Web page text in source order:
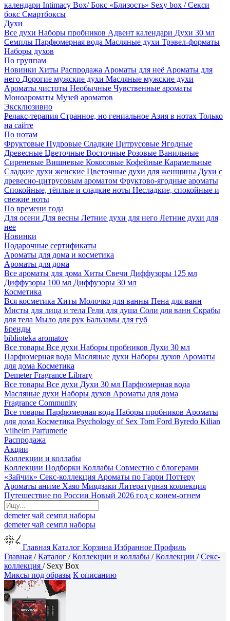
календари Intimacy Box/ Бокс «Близость» Sexy box / Секси
бокс Смартбоксы
Духи
Все духи Наборы пробников Адвент календари Духи 30 мл
Семплы Парфюмерная вода Масляные духи Трэвел-форматы
Наборы духов
По группам
Новинки Хиты Распродажа Ароматы для неё Ароматы для
него Дорогие мужские духи Масляные мужские духи
Ароматы чистоты Необычные Чувственные ароматы
Моноароматы Музей ароматов
Эксклюзивно
Релакс-терапия Странное, но гениальное Азия в нотах Только
на сайте
По нотам
Фруктовые Пудровые Сладкие Цитрусовые Ягодные
Древесные Цветочные Восточные Розовые Ванильные
Сиреневые Вишневые Кокосовые Кофейные Карамельные
Сладкие духи женские Цветочные духи для женщины Духи с
древесно-цитрусовым ароматом Фруктово-ягодные ароматы
Спокойные, тёплые и сладкие ноты Несладкие, спокойные и
свежие ноты
По времени года
Для осени Для весны Летние духи для него Летние духи для
нее
Новинки
Подарочные сертификаты
Ароматы для дома и косметика
Ароматы для дома
Все ароматы для дома Хиты Свечи Диффузоры 125 мл
Диффузоры 100 мл Диффузоры 30 мл
Косметика
Вся косметика Хиты Молочко для ванны Пена для ванн
Мисты для лица и тела Гели для душа Соли для ванн Скрабы
для тела Мыло для рук Бальзамы для губ
Бренды
biblioteka aromatov
Все товары Все духи Наборы пробников Духи 30 мл
Парфюмерная вода Масляные духи Наборы духов Ароматы
для дома Косметика
Demeter Fragrance Library
Все товары Все духи Духи 30 мл Парфюмерная вода
Масляные духи Наборы духов Ароматы для дома
Fragrance Community
Все товары Парфюмерная вода Наборы пробников Ароматы
для дома Косметика Psychology of Sex Tom Ford Byredo Kilian
Vilhelm Parfumerie
Распродажа
Акции
Коллекции и коллабы
Коллекции Подборки Коллабы Совместно с блогерами
«Зайчик» Секс-коллекция Ароматы по Гарри Поттеру
Ароматы аниме Хаяо Миядзаки Литературная коллекция
Путешествие по России Новый 2026 год с конем-огнем
demeterчай семпл наборы
demeterчай семпл наборы
Главная Каталог Корзина Избранное Профиль
Главная /Каталог /Коллекции и коллабы /Коллекции /Секс-
коллекция / Sexy Box
Миксы под образы К описанию